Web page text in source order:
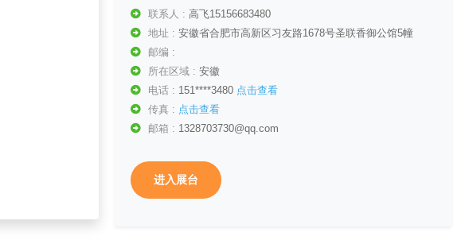
联系人 : 高飞15156683480
地址 : 安徽省合肥市高新区习友路1678号圣联香御公馆5幢
邮编 :
所在区域 : 安徽
电话 : 151****3480 点击查看
传真 : 点击查看
邮箱 : 1328703730@qq.com
进入展台